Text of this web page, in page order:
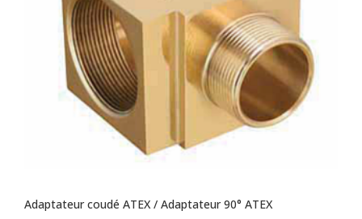
Adaptateur coudé ATEX / Adaptateur 90° ATEX